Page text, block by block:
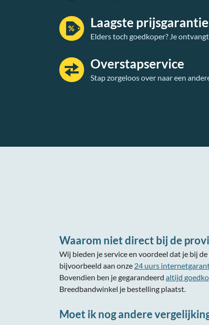
Laagste prijsgarantie
Elders toch goedkoper? Je
Overstapservice
Stap zorgeloos over naar een
Waarom niet direct bij de
Wij bieden je service en voordeel dat je bij
bijvoorbeeld aan onze 24 uurs
Bovendien ben je gegarandeerd altijd
Breedbandwinkel je bestelling plaatst.
Moet ik nog andere